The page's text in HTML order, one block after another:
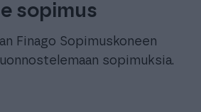
sopimus
Finago Sopimuskoneen
sopimuksia.